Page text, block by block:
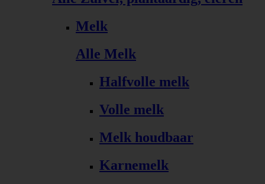
Melk
Alle Melk
Halfvolle melk
Volle melk
Melk houdbaar
Karnemelk